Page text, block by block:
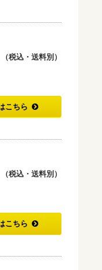
税込・送料別）
こちら
税込・送料別）
こちら